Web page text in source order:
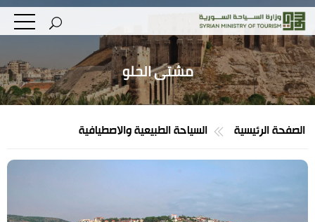
مشتى الحلو
الصفحة الرئيسية السياحة الطبيعية والاصطيافية